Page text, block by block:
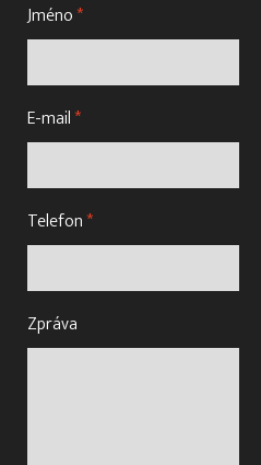
Jméno*
E-mail*
Telefon*
Zpráva